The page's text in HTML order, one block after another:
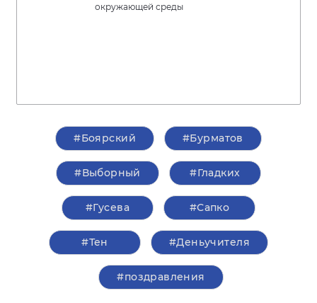
окружающей среды
#Боярский #Бурматов
#Выборный #Гладких
#Гусева #Сапко
#Тен #Деньучителя
#поздравления